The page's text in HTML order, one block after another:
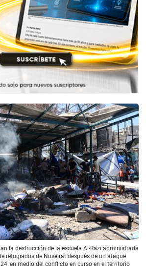
la destrucción de la escuela Al-Razi administrada
refugiados de Nuseirat después de un ataque
en medio del conflicto en curso en el territorio